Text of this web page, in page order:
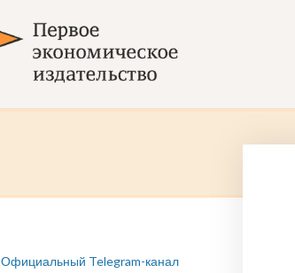
Официальный Telegram-канал